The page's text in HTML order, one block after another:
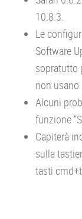
10.8.3.
Le
Software
sopratutto
non
Alcuni
funzione
Capiterà
sulla
tasti